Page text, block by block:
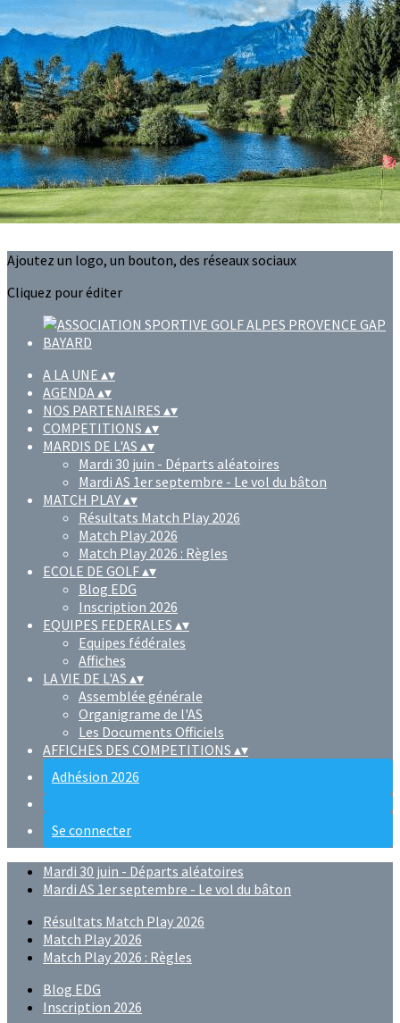
Exporter les lignes sélectionnées
Exporter toutes les colonnes
Exporter uniquement les colonnes affichées
Menu
?>
Images de la page d'accueil
Cliquez pour éditer
Ajoutez un logo, un bouton, des réseaux sociaux
Cliquez pour éditer
A LA UNE ▴▾
AGENDA▴▾
NOS PARTENAIRES ▴▾
COMPETITIONS ▴▾
MARDIS DE L'AS ▴▾
Mardi 30 juin - Départs aléatoires
Mardi AS 1er septembre - Le vol du bâton
MATCH PLAY▴▾
Résultats Match Play 2026
Match Play 2026
Match Play 2026 : Règles
ECOLE DE GOLF▴▾
Blog EDG
Inscription 2026
EQUIPES FEDERALES ▴▾
Equipes fédérales
Affiches
LA VIE DE L'AS ▴▾
Assemblée générale
Organigrame de l'AS
Les Documents Officiels
AFFICHES DES COMPETITIONS ▴▾
Adhésion 2026
Se connecter
Mardi 30 juin - Départs aléatoires
Mardi AS 1er septembre - Le vol du bâton
Résultats Match Play 2026
Match Play 2026
Match Play 2026 : Règles
Blog EDG
Inscription 2026